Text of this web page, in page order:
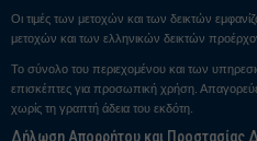
Οι τιμές των μετοχών και των δεικτών
μετοχών και των ελληνικών δεικτών
Το σύνολο του περιεχομένου και των
επισκέπτες για προσωπική χρήση.
χωρίς τη γραπτή άδεια του εκδότη.
Δήλωση Απορρήτου και Προστασίας